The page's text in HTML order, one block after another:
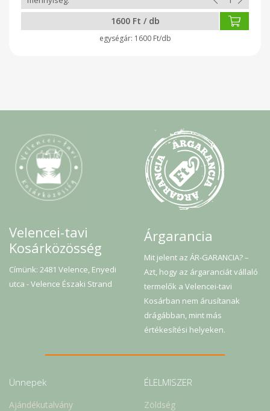
1600 Ft / db
1600 Ft/db
Velencei-tavi
Kosárközösség
Címünk: 2481 Velence, Enyedi
utca - Velence Északi Strand
Árgarancia
Mit jelent az ÁR-GARANCIA? –
Azt, hogy az árgaranciát vállaló
termelők a Velencei-tavi
Kosárban nem árusítanak
drágábban, mint más
értékesítési helyeken.
Ünnepek
Ajándékutalvány
ÉLELMISZER
Zöldség